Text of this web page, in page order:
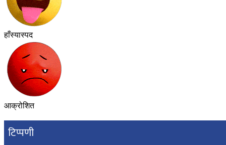
हाँस्यास्पद
आक्रोशित
टिप्पणी